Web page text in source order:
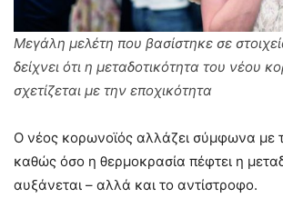
Μεγάλη μελέτη που βασίστηκε σε
δείχνει ότι η μεταδοτικότητα του νέου
σχετίζεται με την εποχικότητα
Ο νέος κορωνοϊός αλλάζει σύμφωνα με
καθώς όσο η θερμοκρασία πέφτει η
αυξάνεται – αλλά και το αντίστροφο.